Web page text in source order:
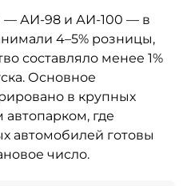
АИ-98 и АИ-100 — в
4–5% розницы,
составляло менее 1%
Основное
в крупных
где
автомобилей готовы
число.